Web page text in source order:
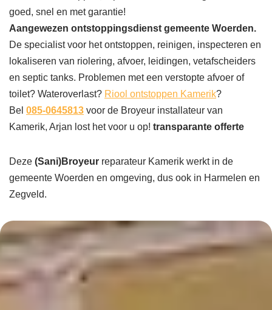
goed, snel en met garantie!
Aangewezen ontstoppingsdienst gemeente Woerden.
De specialist voor het ontstoppen, reinigen, inspecteren en
lokaliseren van riolering, afvoer, leidingen, vetafscheiders
en septic tanks. Problemen met een verstopte afvoer of
toilet? Wateroverlast? Riool ontstoppen Kamerik?
Bel 085-0645813 voor de Broyeur installateur van
Kamerik, Arjan lost het voor u op! transparante offerte
Deze (Sani)Broyeur reparateur Kamerik werkt in de
gemeente Woerden en omgeving, dus ook in Harmelen en
Zegveld.